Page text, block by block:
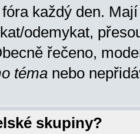
každý den.
odemykat,
řečeno,
téma nebo
skupiny?